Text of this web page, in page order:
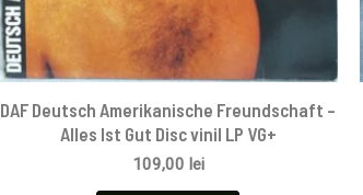
DAF Deutsch Amerikanische Freundschaft –
Alles Ist Gut Disc vinil LP VG+
109,00 lei